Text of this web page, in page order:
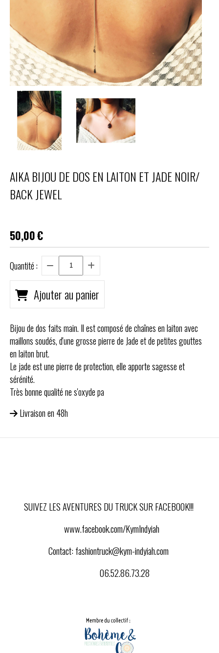
AIKA BIJOU DE DOS EN LAITON ET JADE NOIR/
BACK JEWEL
50,00€
Quantité :
Ajouter au panier
Bijou de dos faits main. Il est composé de chaînes en laiton avec
maillons soudés, d'une grosse pierre de Jade et de petites gouttes
en laiton brut.
Le jade est une pierre de protection, elle apporte sagesse et
sérénité.
Très bonne qualité ne s'oxyde pa
Livraison en 48h
SUIVEZ LES AVENTURES DU TRUCK SUR FACEBOOK!!!
www.facebook.com/KymIndyiah
Contact:fashiontruck@kym-indyiah.com
06.52.86.73.28